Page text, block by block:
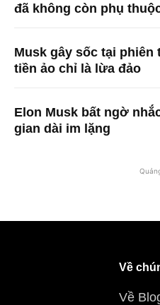
đã không còn phụ
Musk gây sốc tại phiên
tiền ảo chỉ là lừa đảo
Elon Musk bất ngờ
gian dài im lặng
Về
Về